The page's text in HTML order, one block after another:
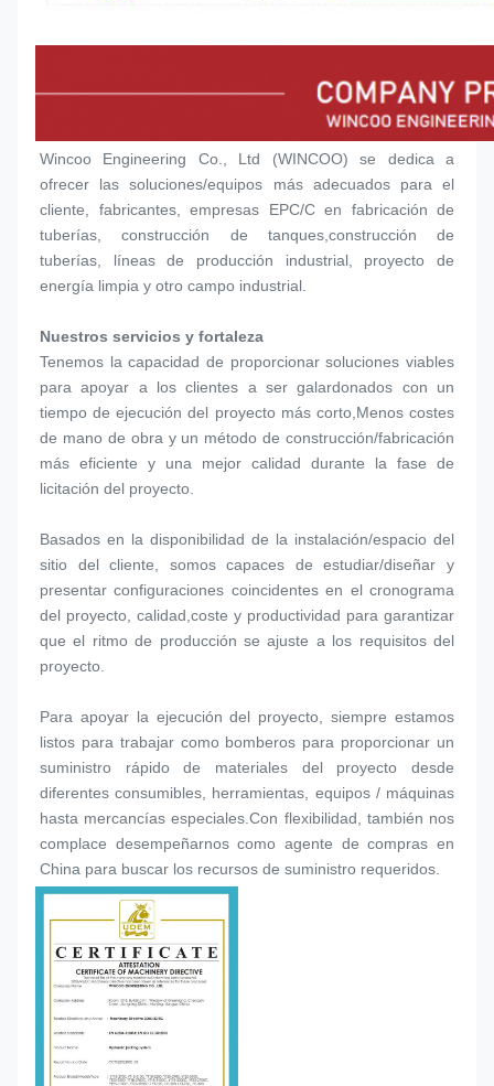
Wincoo Engineering Co., Ltd (WINCOO) se dedica a
ofrecer las soluciones/equipos más adecuados para el
cliente, fabricantes, empresas EPC/C en fabricación de
tuberías, construcción de tanques,construcción de
tuberías, líneas de producción industrial, proyecto de
energía limpia y otro campo industrial.
Nuestros servicios y fortaleza
Tenemos la capacidad de proporcionar soluciones viables
para apoyar a los clientes a ser galardonados con un
tiempo de ejecución del proyecto más corto,Menos costes
de mano de obra y un método de construcción/fabricación
más eficiente y una mejor calidad durante la fase de
licitación del proyecto.
Basados en la disponibilidad de la instalación/espacio del
sitio del cliente, somos capaces de estudiar/diseñar y
presentar configuraciones coincidentes en el cronograma
del proyecto, calidad,coste y productividad para garantizar
que el ritmo de producción se ajuste a los requisitos del
proyecto.
Para apoyar la ejecución del proyecto, siempre estamos
listos para trabajar como bomberos para proporcionar un
suministro rápido de materiales del proyecto desde
diferentes consumibles, herramientas, equipos / máquinas
hasta mercancías especiales.Con flexibilidad, también nos
complace desempeñarnos como agente de compras en
China para buscar los recursos de suministro requeridos.